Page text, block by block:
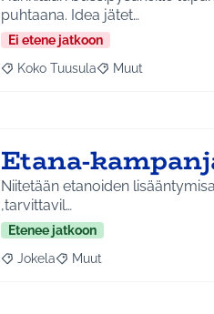
puhtaana. Idea jätet…
Ei etene jatkoon
Rajaa tulokset aihepiirin mukaan:
Koko Tuusula Rajaa tulokset
Muut
Etana-
Niitetään etanoiden
,tarvittavil…
Etenee jatkoon
Rajaa tulokset aihepiirin mukaan:
Jokela Rajaa tulokset teeman
Muut